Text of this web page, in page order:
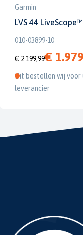
Garmin
LVS 44
010-03899-10
€ 2.199,99€
Dit bestellen wij voor
leverancier